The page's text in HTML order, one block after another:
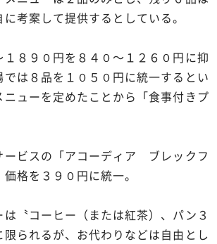
考案して提供するとしている。
８９０円を８４０～１２６０円に抑
では８品を１０５０円に統一するとい
ニューを定めたことから「食事付きプ
ービスの「アコーディア ブレックフ
格を３９０円に統一。
〝コーヒー（または紅茶）、パン３
られるが、お代わりなどは自由とし